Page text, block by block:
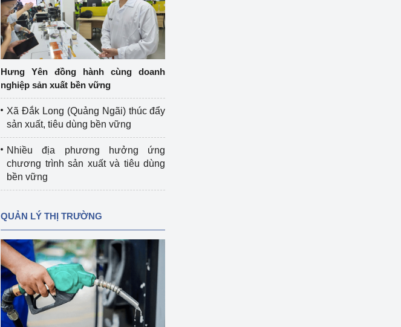
Hưng Yên đồng hành cùng doanh
nghiệp sản xuất bền vững
Xã Đắk Long (Quảng Ngãi) thúc đẩy
sản xuất, tiêu dùng bền vững
Nhiều địa phương hưởng ứng
chương trình sản xuất và tiêu dùng
bền vững
QUẢN LÝ THỊ TRƯỜNG